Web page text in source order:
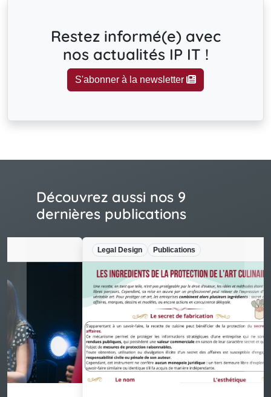
Restez informé(e) avec
nos actualités IP IT !
S'abonner à la newsletter
Découvrez aussi nos 9
dernières publications
Publications